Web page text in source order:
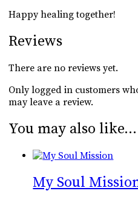
Happy healing together!
Reviews
There are no reviews yet.
Only logged in customers
may leave a review.
You may also like…
My Soul